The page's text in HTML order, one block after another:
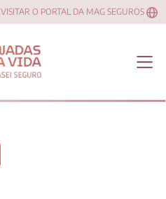
VISITAR O PORTAL DA MAG SEGUROS